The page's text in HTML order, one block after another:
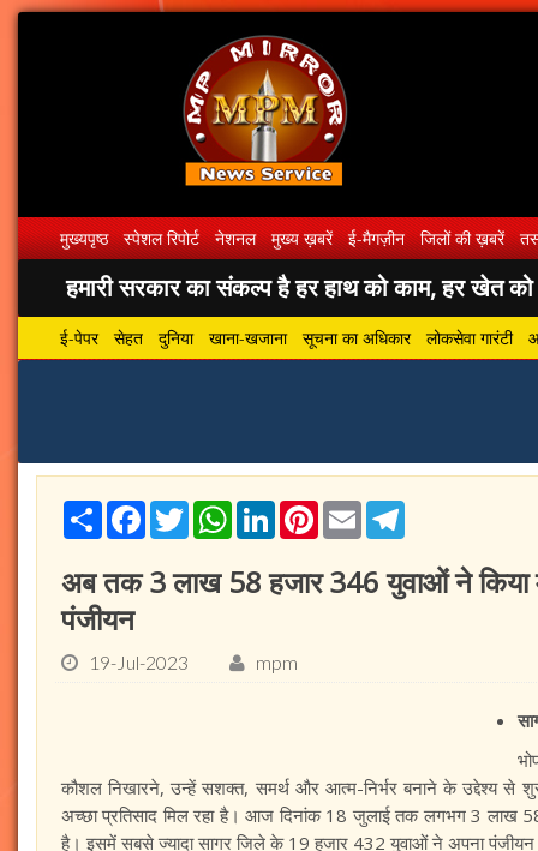
मुख्यपृष्ठ स्पेशल रिपोर्ट नेशनल मुख्य ख़बरें ई-मैगज़ीन जिलों की ख़बरें
हमारी सरकार का संकल्प है हर हाथ को काम, हर खेत को
ई-पेपर सेहत दुनिया खाना-खजाना सूचना का अधिकार लोकसेवा गारंटी
ShareFacebook
TwitterWhatsApp
LinkedInPinterest
Email
अब तक 3 लाख 58 हजार 346 युवाओं ने किया
पंजीयन
19-Jul-2023 mpm
कौशल निखारने, उन्हें सशक्त, समर्थ और आत्म-निर्भर बनाने के उद्देश्य से
अच्छा प्रतिसाद मिल रहा है। आज दिनांक 18 जुलाई तक लगभग 3 लाख
है। इसमें सबसे ज्यादा सागर जिले के 19 हजार 432 युवाओं ने अपना पंजीयन